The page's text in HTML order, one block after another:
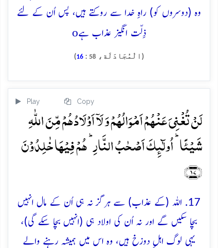
وہ (دوسروں کو) راہِ خدا سے روکتے ہیں، پس اُن کے لئے
ذِلّت انگیز عذاب ہےo
(الْمُجَادَلَة، 58
:
16
)
Play Copy
لَنۡ تُغۡنِیَ عَنۡہُمۡ اَمۡوَالُہُمۡ وَ لَاۤ اَوۡلَادُہُمۡ مِّنَ اللّٰہِ
شَیۡئًا ؕ اُولٰٓئِکَ اَصۡحٰبُ النَّارِ ؕ ہُمۡ فِیۡہَا خٰلِدُوۡنَ
﴿۱۷﴾
17. اللہ (کے عذاب) سے ہرگز نہ ہی اُن کے مال انہیں
بچا سکیں گے اور نہ اُن کی اولاد ہی (انہیں بچا سکے گی)،
یہی لوگ اہلِ دوزخ ہیں، وہ اس میں ہمیشہ رہنے والے